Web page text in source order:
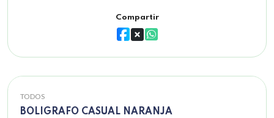
Compartir
TODOS
BOLIGRAFO CASUAL NARANJA